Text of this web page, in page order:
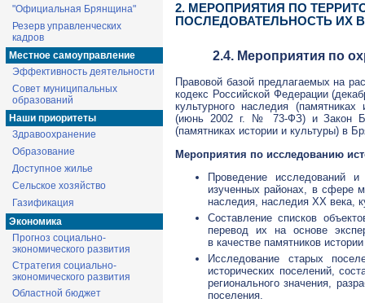
"Официальная Брянщина"
Резерв управленческих
кадров
Местное самоуправление
Эффективность деятельности
Совет муниципальных
образований
Наши приоритеты
Здравоохранение
Образование
Доступное жилье
Сельское хозяйство
Газификация
Экономика
Прогноз социально-
экономического развития
Стратегия социально-
экономического развития
Областной бюджет
2. МЕРОПРИЯТИЯ ПО
ПОСЛЕДОВАТЕЛЬНОСТЬ ИХ
2.4. Мероприятия по
Правовой базой предлагаемых на
кодекс Российской Федерации
культурного наследия
(июнь 2002 г. № 73-ФЗ) и Закон
(памятниках истории и культуры) в
Мероприятия по исследованию
Проведение исследований
изученных районах, в сфере
наследия, наследия ХХ века,
Составление списков
перевод их на основе
в качестве памятников
Исследование старых
исторических поселений,
регионального значения,
поселения.